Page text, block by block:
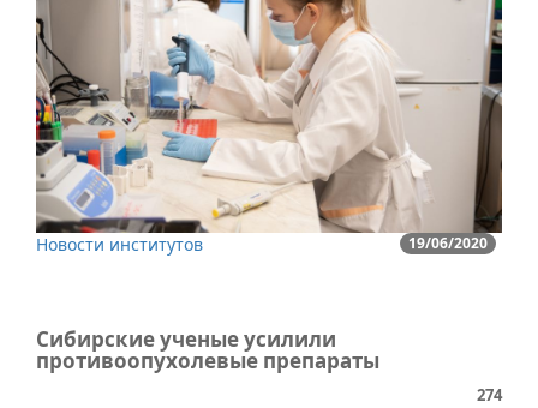
19/06/2020
Новости институтов
Сибирские ученые усилили
противоопухолевые препараты
274